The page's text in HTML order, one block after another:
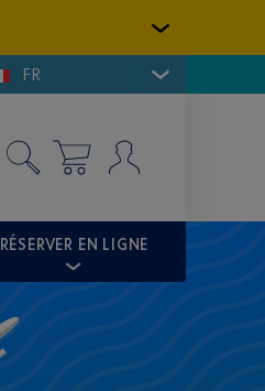
FR
RÉSERVER EN LIGNE